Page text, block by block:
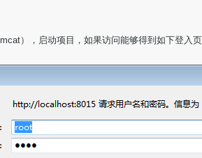
），启动项目，如果访问能够得到如下登入